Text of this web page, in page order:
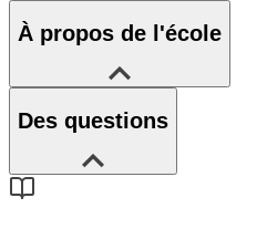
À propos de l'école
Des questions